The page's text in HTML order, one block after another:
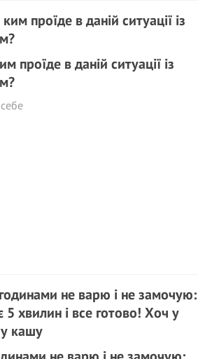
проїде в даній ситуації із